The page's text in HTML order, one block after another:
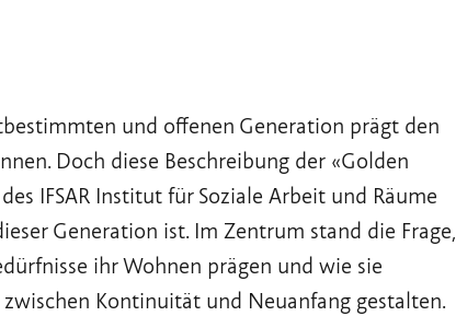
und offenen Generation prägt den
Doch diese Beschreibung der «Golden
IFSAR Institut für Soziale Arbeit und Räume
Generation ist. Im Zentrum stand die Frage,
ihr Wohnen prägen und wie sie
Kontinuität und Neuanfang gestalten.